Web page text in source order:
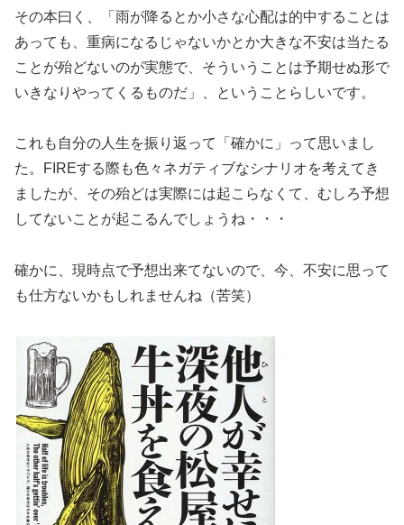
その本曰く、「雨が降るとか小さな心配は的中することは
あっても、重病になるじゃないかとか大きな不安は当たる
ことが殆どないのが実態で、そういうことは予期せぬ形で
いきなりやってくるものだ」、ということらしいです。
これも自分の人生を振り返って「確かに」って思いまし
た。FIREする際も色々ネガティブなシナリオを考えてき
ましたが、その殆どは実際には起こらなくて、むしろ予想
してないことが起こるんでしょうね・・・
確かに、現時点で予想出来てないので、今、不安に思って
も仕方ないかもしれませんね（苦笑）